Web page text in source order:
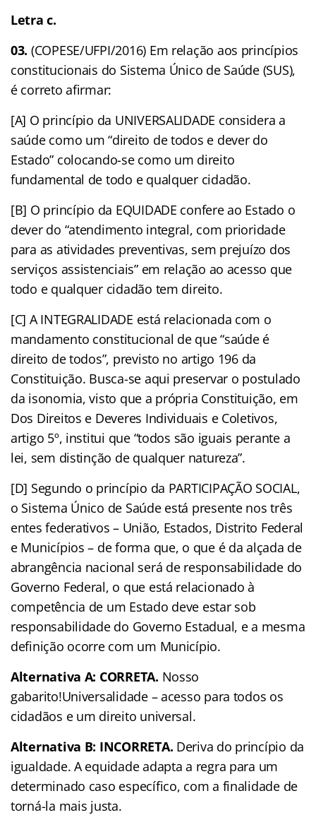
Letra c.
03. (COPESE/UFPI/2016) Em relação aos princípios
constitucionais do Sistema Único de Saúde (SUS),
é correto afirmar:
[A] O princípio da UNIVERSALIDADE considera a
saúde como um “direito de todos e dever do
Estado” colocando-se como um direito
fundamental de todo e qualquer cidadão.
[B] O princípio da EQUIDADE confere ao Estado o
dever do “atendimento integral, com prioridade
para as atividades preventivas, sem prejuízo dos
serviços assistenciais” em relação ao acesso que
todo e qualquer cidadão tem direito.
[C] A INTEGRALIDADE está relacionada com o
mandamento constitucional de que “saúde é
direito de todos”, previsto no artigo 196 da
Constituição. Busca-se aqui preservar o postulado
da isonomia, visto que a própria Constituição, em
Dos Direitos e Deveres Individuais e Coletivos,
artigo 5º, institui que “todos são iguais perante a
lei, sem distinção de qualquer natureza”.
[D] Segundo o princípio da PARTICIPAÇÃO SOCIAL,
o Sistema Único de Saúde está presente nos três
entes federativos – União, Estados, Distrito Federal
e Municípios – de forma que, o que é da alçada de
abrangência nacional será de responsabilidade do
Governo Federal, o que está relacionado à
competência de um Estado deve estar sob
responsabilidade do Governo Estadual, e a mesma
definição ocorre com um Município.
Alternativa A: CORRETA. Nosso
gabarito!Universalidade – acesso para todos os
cidadãos e um direito universal.
Alternativa B: INCORRETA. Deriva do princípio da
igualdade. A equidade adapta a regra para um
determinado caso específico, com a finalidade de
torná-la mais justa.